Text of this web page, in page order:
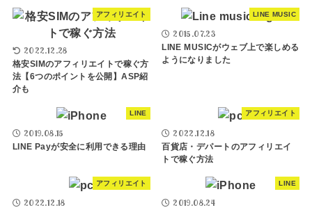
アフィリエイト
2022.12.28
格安SIMのアフィリエイトで稼ぐ方
法【6つのポイントを公開】ASP紹
介も
LINE MUSIC
2015.07.23
LINE MUSICがウェブ上で楽しめる
ようになりました
LINE
2019.08.15
LINE Payが安全に利用できる理由
アフィリエイト
2022.12.18
百貨店・デパートのアフィリエイ
トで稼ぐ方法
アフィリエイト
2022.12.18
LINE
2019.08.24